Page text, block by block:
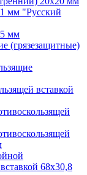
мм "Русский
мм
(грязезащитные)
вставкой
68х30,8